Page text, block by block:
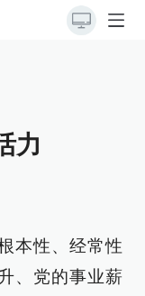
力
本性、经常性
、党的事业薪